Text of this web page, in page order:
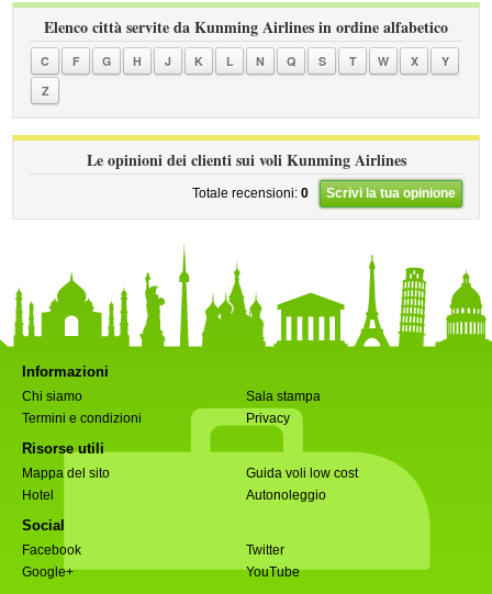
Elenco città servite da Kunming Airlines in ordine alfabetico
C F G H J K L N Q S T W X
Y
Z
Le opinioni dei clienti sui voli Kunming Airlines
Totale recensioni: 0 Scrivi la tua opinione
Informazioni
Chi siamo
Sala stampa
Termini e condizioni
Privacy
Risorse utili
Mappa del sito
Guida voli low cost
Hotel
Autonoleggio
Social
Facebook
Twitter
Google+
YouTube